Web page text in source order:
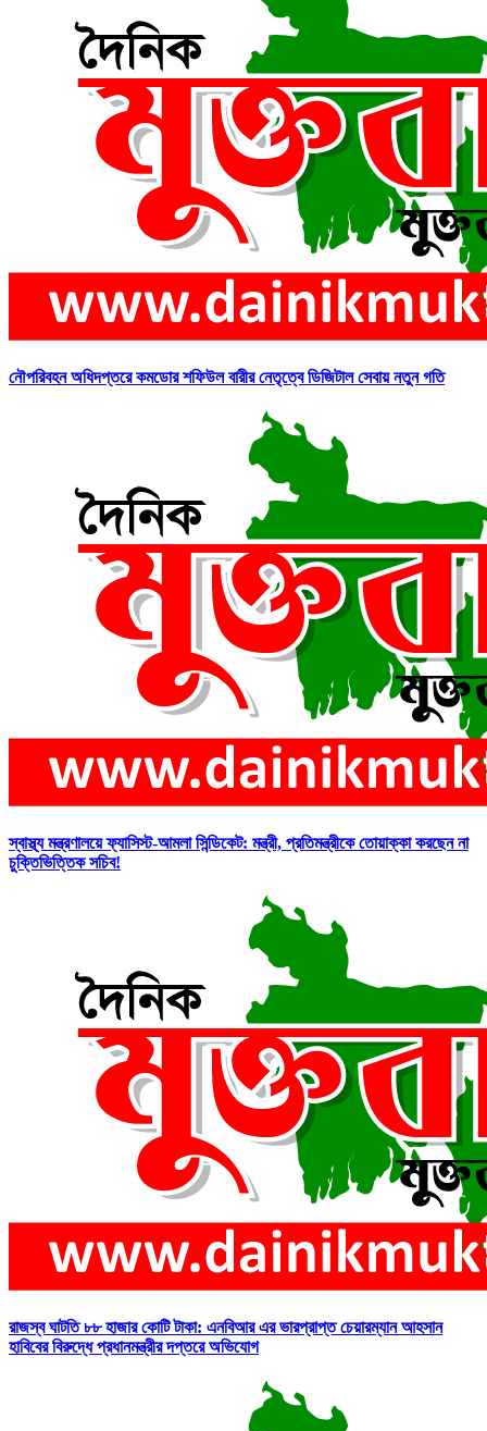
নৌপরিবহন অধিদপ্তরে কমডোর শফিউল বারীর নেতৃত্বে ডিজিটাল সেবায় নতুন গতি
স্বাস্থ্য মন্ত্রণালয়ে ফ্যাসিস্ট-আমলা সিন্ডিকেট: মন্ত্রী, প্রতিমন্ত্রীকে তোয়াক্কা করছেন না
চুক্তিভিত্তিক সচিব!
রাজস্ব ঘাটতি ৮৮ হাজার কোটি টাকা: এনবিআর এর ভারপ্রাপ্ত চেয়ারম্যান আহসান
হাবিবের বিরুদ্ধে প্রধানমন্ত্রীর দপ্তরে অভিযোগ